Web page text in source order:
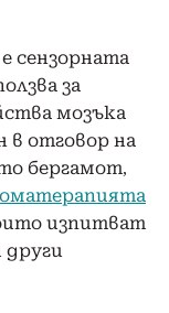
сензорната
за
мозъка
в отговор на
бергамот,
изпитват